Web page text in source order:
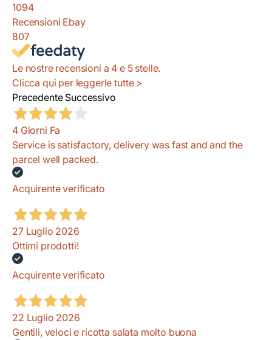
1094
Recensioni Ebay
807
Le nostre recensioni a 4 e 5 stelle.
Clicca qui per leggerle tutte >
Precedente Successivo
4 Giorni Fa
Service is satisfactory, delivery was fast and and the
parcel well packed.
Acquirente verificato
27 Luglio 2026
Ottimi prodotti!
Acquirente verificato
22 Luglio 2026
Gentili, veloci e ricotta salata molto buona